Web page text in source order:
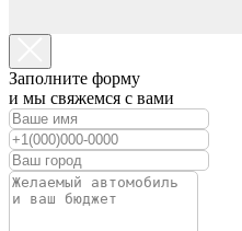
Заполните форму
и мы свяжемся с вами